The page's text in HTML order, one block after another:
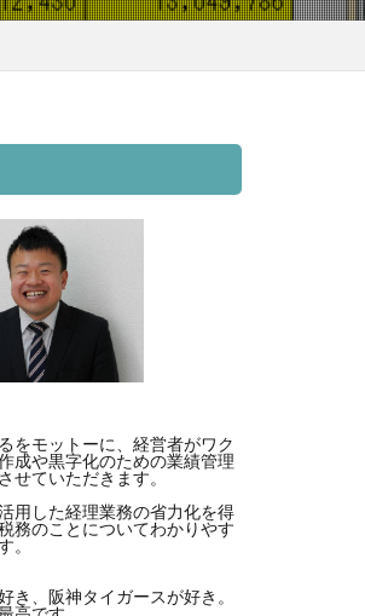
をモットーに、経営者がワク
成や黒字化のための業績管理
せていただきます。
用した経理業務の省力化を得
務のことについてわかりやす
。
き、阪神タイガースが好き。